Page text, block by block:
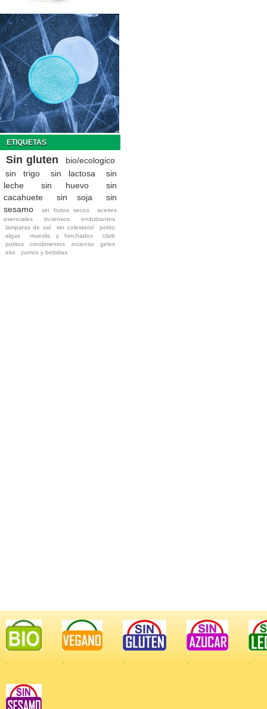
ETIQUETAS
Sin gluten
bio/ecologico
sin trigo
sin lactosa
sin
leche
sin huevo
sin
cacahuete
sin soja
sin
sesamo
sin frutos secos
aceites
esenciales
inciensos
endulzantes
lamparas de sal
sin colesterol
potito
algas
mueslis y hinchados
clark
potitos
condimentos incienso
geles
eko
zumos y bebidas